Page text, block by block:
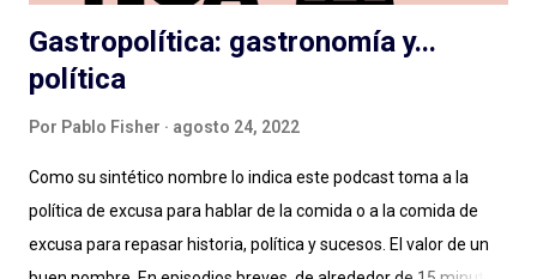
Gastropolítica: gastronomía y...
política
Por Pablo Fisher agosto 24, 2022
Como su sintético nombre lo indica este podcast toma a la
política de excusa para hablar de la comida o a la comida de
excusa para repasar historia, política y sucesos. El valor de un